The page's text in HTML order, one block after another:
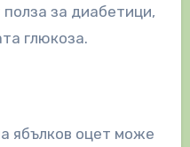
за диабетици,
глюкоза.
ябълков оцет може